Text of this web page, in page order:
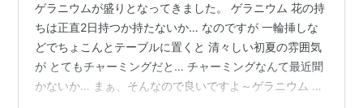
ゲラニウムが盛りとなってきました。 ゲラニウム 花の持
ちは正直2日持つか持たないか… なのですが 一輪挿しな
どでちょこんとテーブルに置くと 清々しい初夏の雰囲気
が とてもチャーミングだと… チャーミングなんて最近聞
かないか… まぁ、そんなので良いですよ～ゲラニウム サ